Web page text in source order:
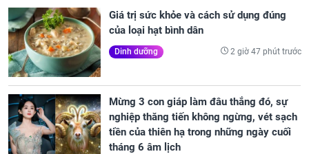
Giá trị sức khỏe và cách sử dụng đúng
của loại hạt bình dân
Dinh dưỡng 2 giờ 47 phút trước
Mừng 3 con giáp làm đâu thắng đó, sự
nghiệp thăng tiến không ngừng, vét sạch
tiền của thiên hạ trong những ngày cuối
tháng 6 âm lịch